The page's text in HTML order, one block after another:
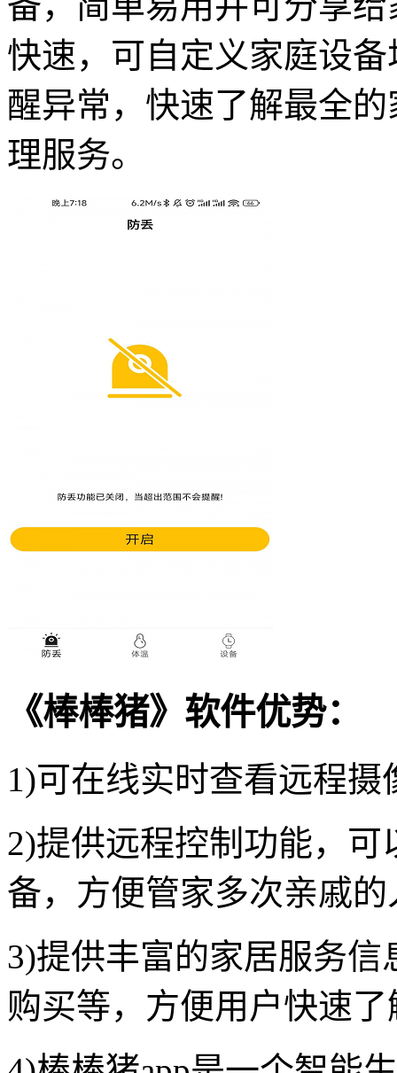
快速，可自定义家庭设
醒异常，快速了解最全
理服务。
《棒棒猪》软件优势：
1)可在线实时查看远程
2)提供远程控制功能，
备，方便管家多次亲戚的
3)提供丰富的家居服务信
购买等，方便用户快速